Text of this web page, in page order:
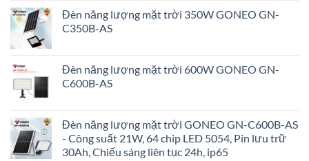
Đèn năng lượng mặt trời 350W GONEO GN-
C350B-AS
Đèn năng lượng mặt trời 600W GONEO GN-
C600B-AS
Đèn năng lượng mặt trời GONEO GN-C600B-AS
- Công suất 21W, 64 chip LED 5054, Pin lưu trữ
30Ah, Chiếu sáng liên tục 24h, ip65